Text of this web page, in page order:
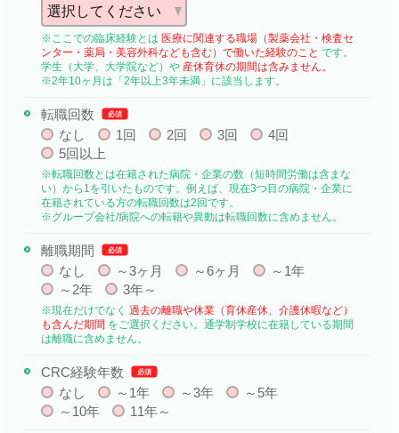
※ここでの臨床経験とは 医療に関連する職場（製薬会社・検査セ
ンター・薬局・美容外科なども含む）で働いた経験のこと です。
学生（大学、大学院など）や 産休育休の期間は含みません。
※2年10ヶ月は「2年以上3年未満」に該当します。
転職回数 必須
なし 1回 2回 3回
4回
5回以上
※転職回数とは在籍された病院・企業の数（短時間労働は含まな
い）から1を引いたものです。例えば、現在3つ目の病院・企業に
在籍されている方の転職回数は2回です。
※グループ会社/病院への転籍や異動は転職回数に含めません。
離職期間 必須
なし ～3ヶ月 ～6ヶ月
～1年
～2年
3年～
※現在だけでなく 過去の離職や休業（育休産休、介護休暇など）
も含んだ期間 をご選択ください。通学制学校に在籍している期間
は離職に含めません。
CRC経験年数 必須
なし ～1年 ～3年
～5年
～10年
11年～